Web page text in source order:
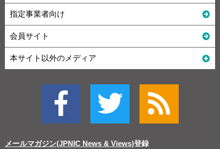
指定事業者向け
会員サイト
本サイト以外のメディア
メールマガジン(JPNIC News & Views)登録